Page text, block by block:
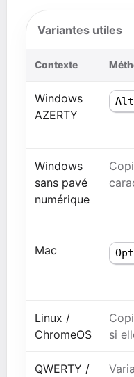
Variantes utiles
Contexte
Windows
AZERTY
Windows
sans pavé
numérique
Mac
Linux /
ChromeOS
si
QWERTY /